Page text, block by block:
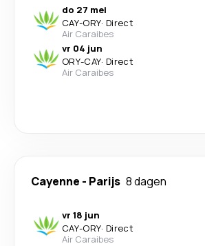
do 27 mei
CAY-ORY· Direct
Air Caraibes
vr 04 jun
ORY-CAY· Direct
Air Caraibes
Cayenne - Parijs 8 dagen
vr 18 jun
CAY-ORY· Direct
Air Caraibes